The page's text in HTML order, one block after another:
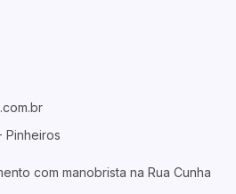
Pinheiros
com manobrista na Rua Cunha